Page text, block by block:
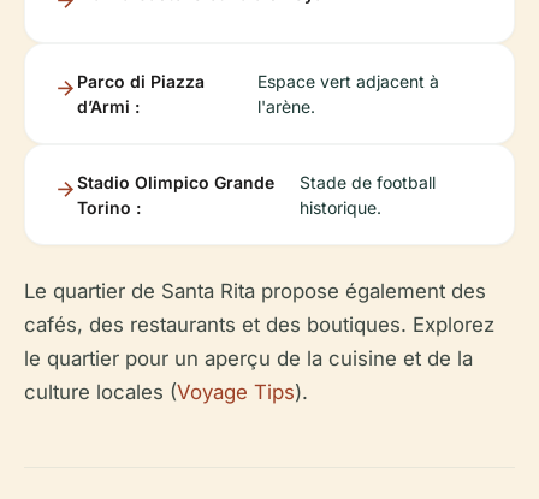
Parco di Piazza
d’Armi :
Espace vert adjacent à
l'arène.
Stadio Olimpico Grande
Torino :
Stade de football
historique.
Le quartier de Santa Rita propose également des
cafés, des restaurants et des boutiques. Explorez
le quartier pour un aperçu de la cuisine et de la
culture locales (Voyage Tips).